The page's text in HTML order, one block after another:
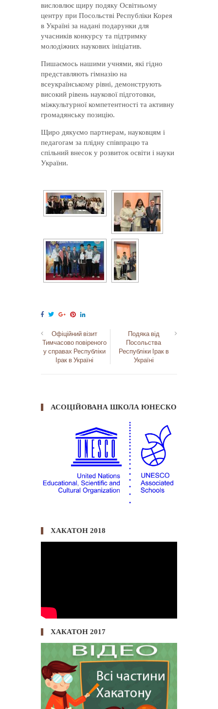
висловлює щиру подяку Освітньому
центру при Посольстві Республіки Корея
в Україні за надані подарунки для
учасників конкурсу та підтримку
молодіжних наукових ініціатив.
Пишаємось нашими учнями, які гідно
представляють гімназію на
всеукраїнському рівні, демонструють
високий рівень наукової підготовки,
міжкультурної компетентності та активну
громадянську позицію.
Щиро дякуємо партнерам, науковцям і
педагогам за плідну співпрацю та
спільний внесок у розвиток освіти і науки
України.
Офіційний візит
Тимчасово повіреного
у справах Республіки
Ірак в Україні
Подяка від
Посольства
Республіки Ірак в
Україні
АСОЦІЙОВАНА ШКОЛА ЮНЕСКО
ХАКАТОН 2018
ХАКАТОН 2017